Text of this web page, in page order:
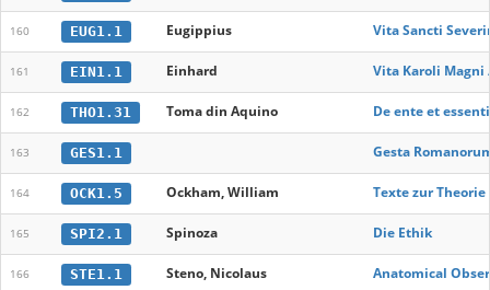
160 EUG1.1 Eugippius Vita Sancti
161 EIN1.1 Einhard Vita Karoli Magni
162 THO1.31 Toma din Aquino De ente et
163 GES1.1 Gesta
164 OCK1.5 Ockham, William Texte zur
165 SPI2.1 Spinoza Die Ethik
166 STE1.1 Steno, Nicolaus Anatomical